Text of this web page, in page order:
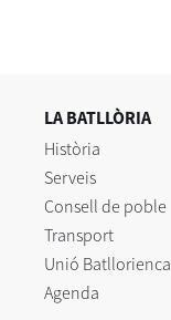
LA BATLLÒRIA
Història
Serveis
Consell de poble
Transport
Unió Batllorienca
Agenda